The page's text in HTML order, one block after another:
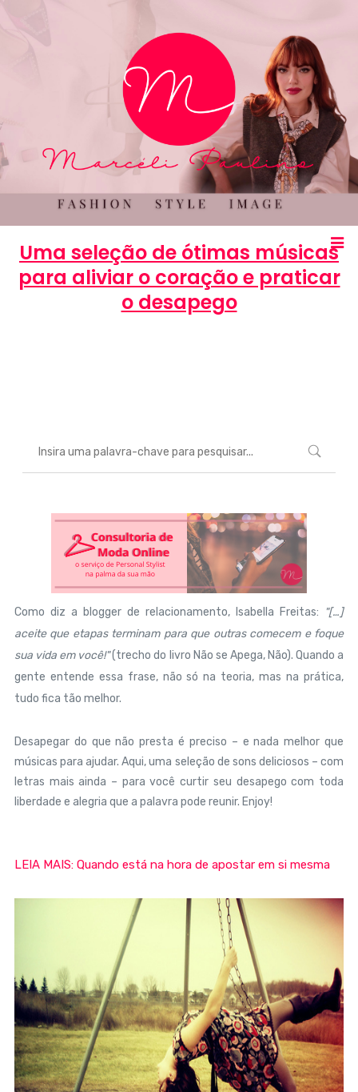
Uma seleção de ótimas músicas
para aliviar o coração e praticar
o desapego
Como diz a blogger de relacionamento, Isabella Freitas:
"[…]
aceite que etapas terminam para que outras comecem e foque
sua vida em você!"(trecho do livro Não se Apega, Não). Quando a
gente entende essa frase, não só na teoria, mas na prática,
tudo fica tão melhor.
Desapegar do que não presta é preciso – e nada melhor que
músicas para ajudar. Aqui, uma seleção de sons deliciosos – com
letras mais ainda – para você curtir seu desapego com toda
liberdade e alegria que a palavra pode reunir. Enjoy!
LEIA MAIS: Quando está na hora de apostar em si mesma